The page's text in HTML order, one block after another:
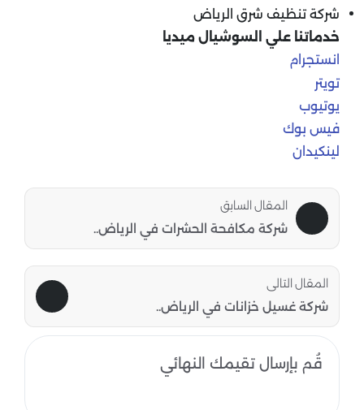
شركة تنظيف شرق الرياض
خدماتنا علي السوشيال ميديا
انستجرام
تويتر
يوتيوب
فيس بوك
لينكيدان
المقال السابق
شركة مكافحة الحشرات في الرياض..
المقال التالى
شركة غسيل خزانات في الرياض..
قُم بإرسال تقيمك النهائي